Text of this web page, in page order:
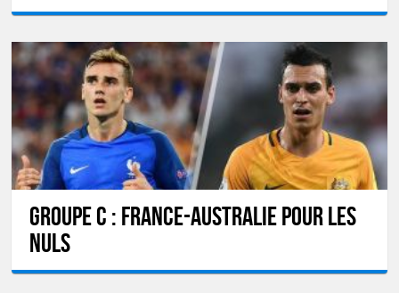
GROUPE C : France-Australie pour les
nuls